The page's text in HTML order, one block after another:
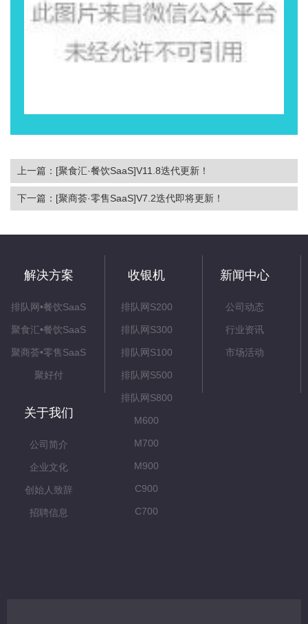
上一篇：[聚食汇·餐饮SaaS]V11.8迭代更新！
下一篇：[聚商荟·零售SaaS]V7.2迭代即将更新！
解决方案
排队网•餐饮SaaS
聚食汇•餐饮SaaS
聚商荟•零售SaaS
聚好付
收银机
排队网S200
排队网S300
排队网S100
排队网S500
排队网S800
M600
M700
M900
C900
C700
新闻中心
公司动态
行业资讯
市场活动
关于我们
公司简介
企业文化
创始人致辞
招聘信息